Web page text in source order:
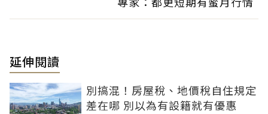
延伸閱讀
別搞混！房屋稅、地價稅自住規定
差在哪 別以為有設籍就有優惠